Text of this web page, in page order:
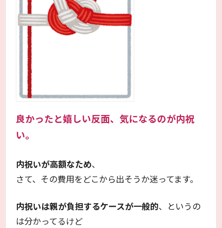
良かったと嬉しい反面、気になるのが内祝
い。
内祝いが高額なため、
さて、その費用をどこから出そうか迷ってます。
内祝いは親が負担するケースが一般的、というの
は分かってるけど